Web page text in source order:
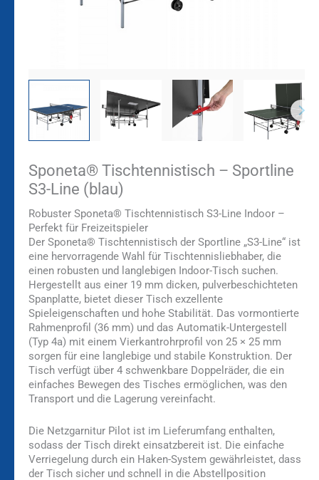
Sponeta® Tischtennistisch – Sportline
S3-Line (blau)
Robuster Sponeta® Tischtennistisch S3-Line Indoor –
Perfekt für Freizeitspieler
Der Sponeta® Tischtennistisch der Sportline „S3-Line“ ist
eine hervorragende Wahl für Tischtennisliebhaber, die
einen robusten und langlebigen Indoor-Tisch suchen.
Hergestellt aus einer 19 mm dicken, pulverbeschichteten
Spanplatte, bietet dieser Tisch exzellente
Spieleigenschaften und hohe Stabilität. Das vormontierte
Rahmenprofil (36 mm) und das Automatik-Untergestell
(Typ 4a) mit einem Vierkantrohrprofil von 25 × 25 mm
sorgen für eine langlebige und stabile Konstruktion. Der
Tisch verfügt über 4 schwenkbare Doppelräder, die ein
einfaches Bewegen des Tisches ermöglichen, was den
Transport und die Lagerung vereinfacht.
Die Netzgarnitur Pilot ist im Lieferumfang enthalten,
sodass der Tisch direkt einsatzbereit ist. Die einfache
Verriegelung durch ein Haken-System gewährleistet, dass
der Tisch sicher und schnell in die Abstellposition